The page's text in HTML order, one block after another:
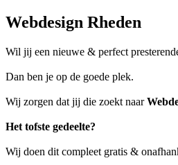
Webdesign Rheden
Wil jij een nieuwe & perfect
Dan ben je op de goede plek.
Wij zorgen dat jij die zoekt naar
Het tofste gedeelte?
Wij doen dit compleet gratis &